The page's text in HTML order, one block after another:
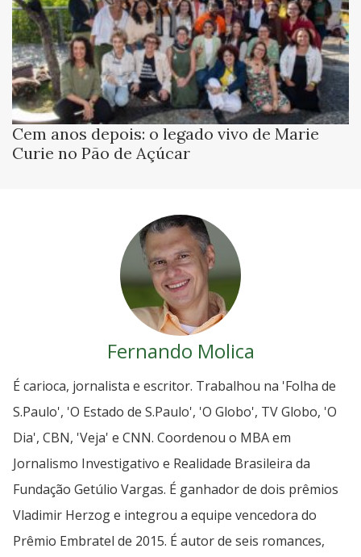
Cem anos depois: o legado vivo de Marie
Curie no Pão de Açúcar
Fernando Molica
É carioca, jornalista e escritor. Trabalhou na 'Folha de
S.Paulo', 'O Estado de S.Paulo', 'O Globo', TV Globo, 'O
Dia', CBN, 'Veja' e CNN. Coordenou o MBA em
Jornalismo Investigativo e Realidade Brasileira da
Fundação Getúlio Vargas. É ganhador de dois prêmios
Vladimir Herzog e integrou a equipe vencedora do
Prêmio Embratel de 2015. É autor de seis romances,